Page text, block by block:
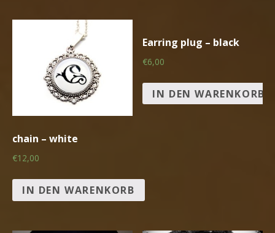
chain – white
€12,00
IN DEN WARENKORB
Earring plug – black
€6,00
IN DEN WARENKORB